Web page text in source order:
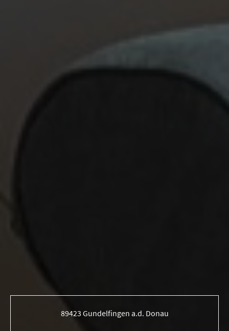
89423 Gundelfingen a.d. Donau